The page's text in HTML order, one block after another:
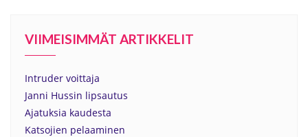
VIIMEISIMMÄT ARTIKKELIT
Intruder voittaja
Janni Hussin lipsautus
Ajatuksia kaudesta
Katsojien pelaaminen